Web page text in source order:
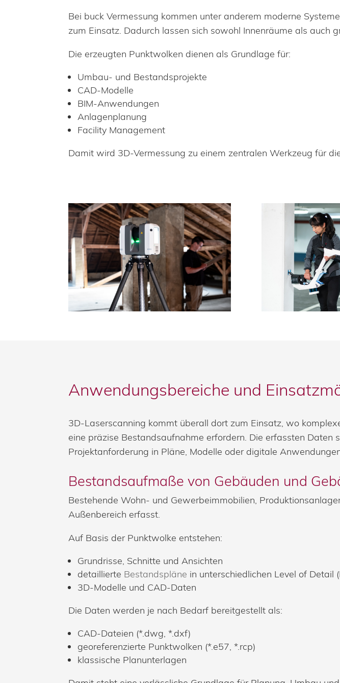
Bei buck Vermessung kommen unter anderem moderne
zum Einsatz. Dadurch lassen sich sowohl Innenräume als auch
Die erzeugten Punktwolken dienen als Grundlage für:
Umbau- und Bestandsprojekte
CAD-Modelle
BIM-Anwendungen
Anlagenplanung
Facility Management
Damit wird 3D-Vermessung zu einem zentralen Werkzeug für
Anwendungsbereiche und
3D-Laserscanning kommt überall dort zum Einsatz, wo
eine präzise Bestandsaufnahme erfordern. Die erfassten Daten
Projektanforderung in Pläne, Modelle oder digitale
Bestandsaufmaße von Gebäuden und
Bestehende Wohn- und Gewerbeimmobilien,
Außenbereich erfasst.
Auf Basis der Punktwolke entstehen:
Grundrisse, Schnitte und Ansichten
detaillierte Bestandspläne in unterschiedlichen Level of Detail (
3D-Modelle und CAD-Daten
Die Daten werden je nach Bedarf bereitgestellt als:
CAD-Dateien (*.dwg, *.dxf)
georeferenzierte Punktwolken (*.e57, *.rcp)
klassische Planunterlagen